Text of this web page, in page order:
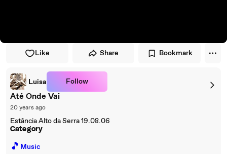
Like Share Bookmark
Luisa Follow
Até Onde Vai
20 years ago
Estância Alto da Serra 19.08.06
Category
🎵 Music